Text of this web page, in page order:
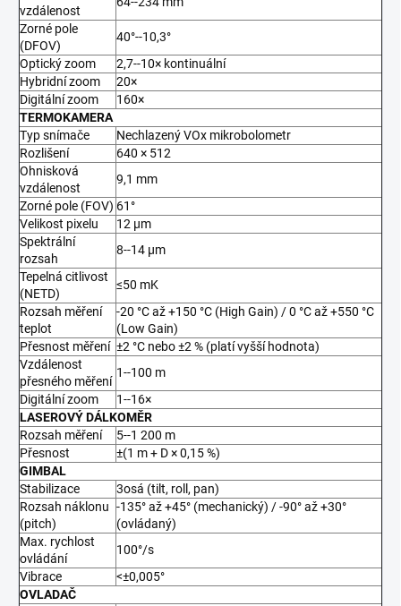
vzdálenost
Zorné pole
(DFOV)
40°--10,3°
Optický zoom
2,7--10× kontinuální
Hybridní zoom
20×
Digitální zoom
160×
TERMOKAMERA
Typ snímače
Nechlazený VOx mikrobolometr
Rozlišení
640 × 512
Ohnisková
vzdálenost
9,1 mm
Zorné pole (FOV) 61°
Velikost pixelu
12 μm
Spektrální
rozsah
8--14 μm
Tepelná citlivost
(NETD)
≤50 mK
Rozsah měření
teplot
-20 °C až +150 °C (High Gain) / 0 °C až +550 °C
(Low Gain)
Přesnost měření ±2 °C nebo ±2 % (platí vyšší hodnota)
Vzdálenost
přesného měření
1--100 m
Digitální zoom
1--16×
LASEROVÝ DÁLKOMĚR
Rozsah měření
5--1 200 m
Přesnost
±(1 m + D × 0,15 %)
GIMBAL
Stabilizace
3osá (tilt, roll, pan)
Rozsah náklonu
(pitch)
-135° až +45° (mechanický) / -90° až +30°
(ovládaný)
Max. rychlost
ovládání
100°/s
Vibrace
<±0,005°
OVLADAČ